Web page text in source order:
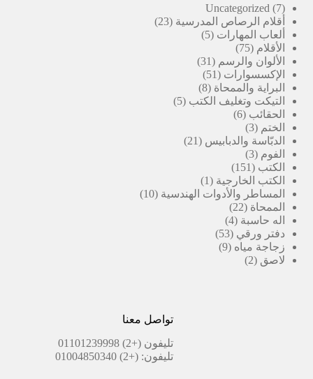
Uncategorized
7
7
منتجات
أقلام الرصاص المدرسية 23
23
ألعاب المهارات 5
5
الأقلام 75
75
منتج
الألوان والرسم 31
31
الإكسسوارات 51
51
منتج
البراية والممحاة 8
8
منتجاتالتيكت وتغليف الكتب 5
5
الحقائب 6
6
الختم 3
3
منتجات
الدبّاسة والدبابيس 21
21
الفوم 3
3
منتجات
الكتب 151
151
منتج
الكتب الخارجية 1
منتج
المساطر والأدوات الهندسية 10
10
الممحاة 22
22
منتج
اله حاسبة 4
4
منتجات
دفتر ورقي 53
53
منتج
زجاجة مياه 9
9
لاصق 2
2
تواصل معنا
تليفون(+2) 01101239998
تليفون: (+2) 01004850340